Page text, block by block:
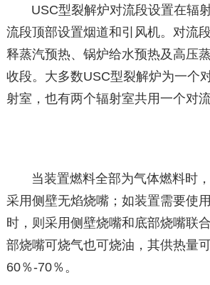
USC型裂解炉对流段设置在辐
流段顶部设置烟道和引风机。对流
释蒸汽预热、锅炉给水预热及高压
收段。大多数USC型裂解炉为一个
射室，也有两个辐射室共用一个对
当装置燃料全部为气体燃料时
采用侧壁无焰烧嘴；如装置需要使
时，则采用侧壁烧嘴和底部烧嘴联
部烧嘴可烧气也可烧油，其供热量
60％-70％。